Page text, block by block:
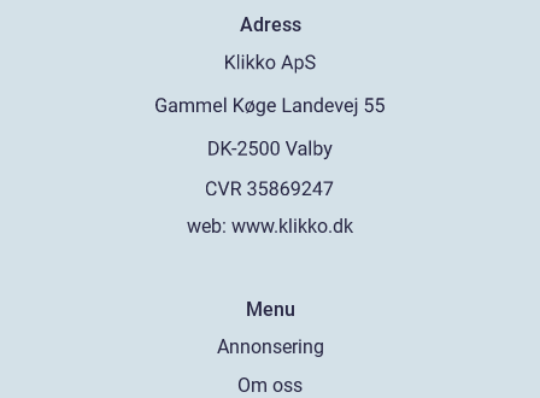
Adress
web: www.klikko.dk
Menu
Annonsering
Om oss